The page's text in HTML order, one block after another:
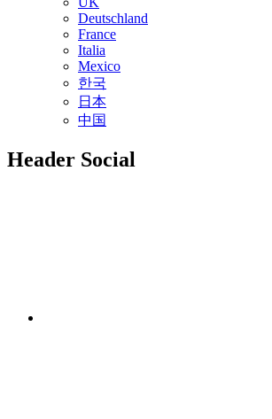
Deutschland
France
Italia
Mexico
한국
日本
中国
Header Social